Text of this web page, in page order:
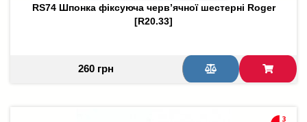
RS74 Шпонка фіксуюча черв’ячної шестерні Roger
[R20.33]
260 грн